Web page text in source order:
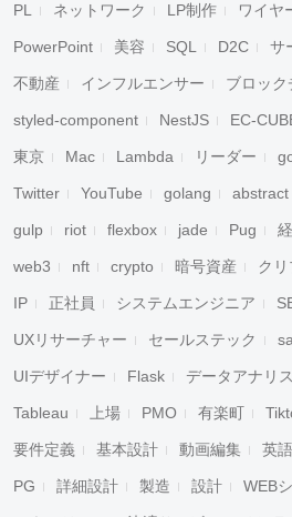
PL ネットワーク LP制作 ワイヤ
PowerPoint 美容 SQL D2C サ
不動産 インフルエンサー ブロック
styled-component NestJS EC-
東京 Mac Lambda リーダー
Twitter YouTube golang abstract
gulp riot flexbox jade Pug
web3 nft crypto 暗号資産 クリ
IP 正社員 システムエンジニア
UXリサーチャー セールステック
UIデザイナー Flask データアナリ
Tableau 上場 PMO 有楽町
要件定義 基本設計 動画編集 英語
PG 詳細設計 製造 設計 WEB